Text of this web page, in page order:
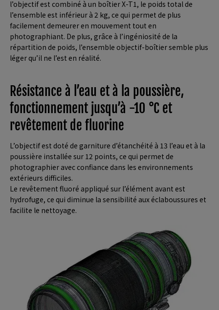
l’objectif est combiné à un boîtier X-T1, le poids total de
l’ensemble est inférieur à 2 kg, ce qui permet de plus
facilement demeurer en mouvement tout en
photographiant. De plus, grâce à l’ingéniosité de la
répartition de poids, l’ensemble objectif-boîtier semble plus
léger qu’il ne l’est en réalité.
Résistance à l’eau et à la poussière,
fonctionnement jusqu’à -10 °C et
revêtement de fluorine
L’objectif est doté de garniture d’étanchéité à 13 l’eau et à la
poussière installée sur 12 points, ce qui permet de
photographier avec confiance dans les environnements
extérieurs difficiles.
Le revêtement fluoré appliqué sur l’élément avant est
hydrofuge, ce qui diminue la sensibilité aux éclaboussures et
facilite le nettoyage.